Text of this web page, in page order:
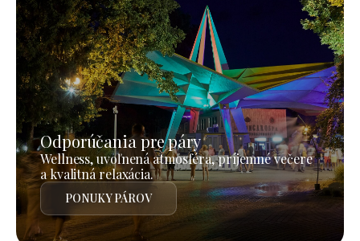
Odporúčania pre páry
Wellness, uvoľnená atmosféra, príjemné večere
a kvalitná relaxácia.
PONUKY PÁROV